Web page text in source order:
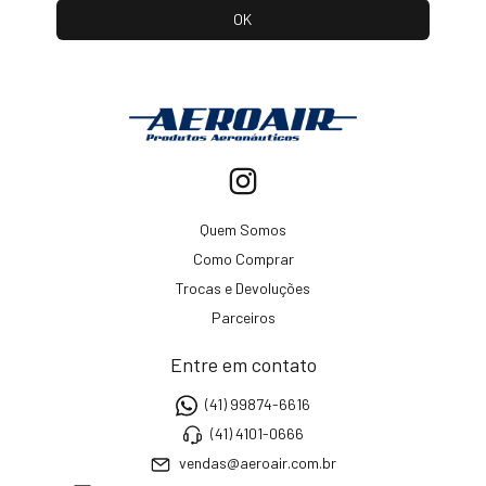
Quem Somos
Como Comprar
Trocas e Devoluções
Parceiros
Entre em contato
(41) 99874-6616
(41) 4101-0666
vendas@aeroair.com.br